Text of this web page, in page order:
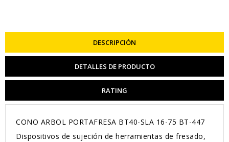
DESCRIPCIÓN
DETALLES DE PRODUCTO
RATING
CONO ARBOL PORTAFRESA BT40-SLA 16-75 BT-447
Dispositivos de sujeción de herramientas de fresado,